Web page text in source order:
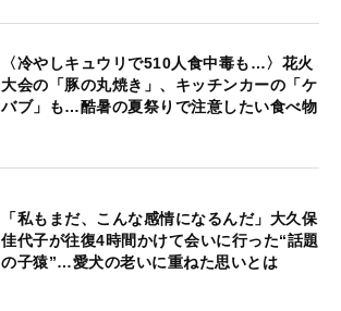
〈冷やしキュウリで510人食中毒も…〉花火
大会の「豚の丸焼き」、キッチンカーの「ケ
バブ」も…酷暑の夏祭りで注意したい食べ物
「私もまだ、こんな感情になるんだ」大久保
佳代子が往復4時間かけて会いに行った“話題
の子猿”…愛犬の老いに重ねた思いとは